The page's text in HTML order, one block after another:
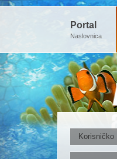
Portal
Naslovnica